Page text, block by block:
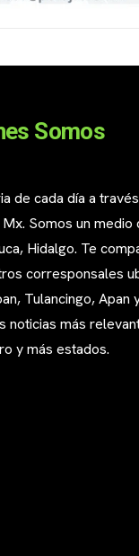
Somos
de cada día a
Somos un
Hidalgo. Te
corresponsales
Tulancingo,
noticias más
y más estados.